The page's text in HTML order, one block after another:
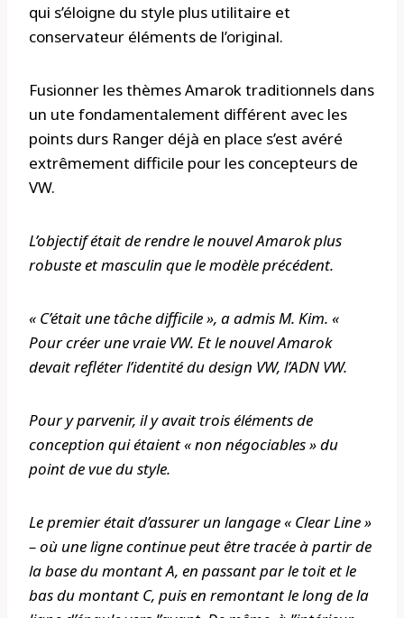
qui s’éloigne du style plus utilitaire et
conservateur éléments de l’original.
Fusionner les thèmes Amarok traditionnels dans
un ute fondamentalement différent avec les
points durs Ranger déjà en place s’est avéré
extrêmement difficile pour les concepteurs de
VW.
L’objectif était de rendre le nouvel Amarok plus
robuste et masculin que le modèle précédent.
« C’était une tâche difficile », a admis M. Kim. «
Pour créer une vraie VW. Et le nouvel Amarok
devait refléter l’identité du design VW, l’ADN VW.
Pour y parvenir, il y avait trois éléments de
conception qui étaient « non négociables » du
point de vue du style.
Le premier était d’assurer un langage « Clear Line »
– où une ligne continue peut être tracée à partir de
la base du montant A, en passant par le toit et le
bas du montant C, puis en remontant le long de la